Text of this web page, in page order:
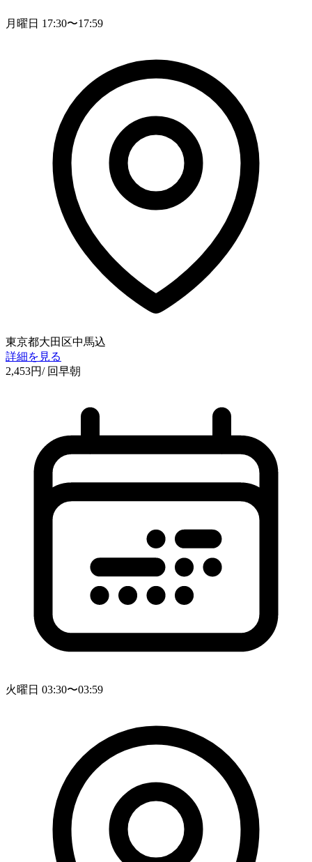
月曜日 17:30〜17:59
東京都大田区中馬込
詳細を見る
2,453円/ 回早朝
火曜日 03:30〜03:59